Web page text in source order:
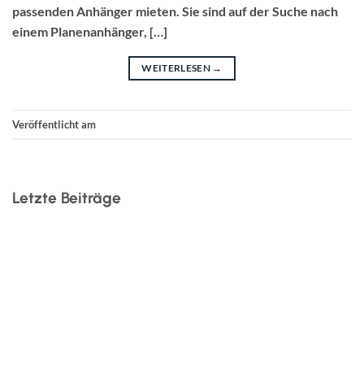
passenden Anhänger mieten. Sie sind auf der Suche nach
einem Planenanhänger, […]
WEITERLESEN →
Veröffentlicht am
Letzte Beiträge